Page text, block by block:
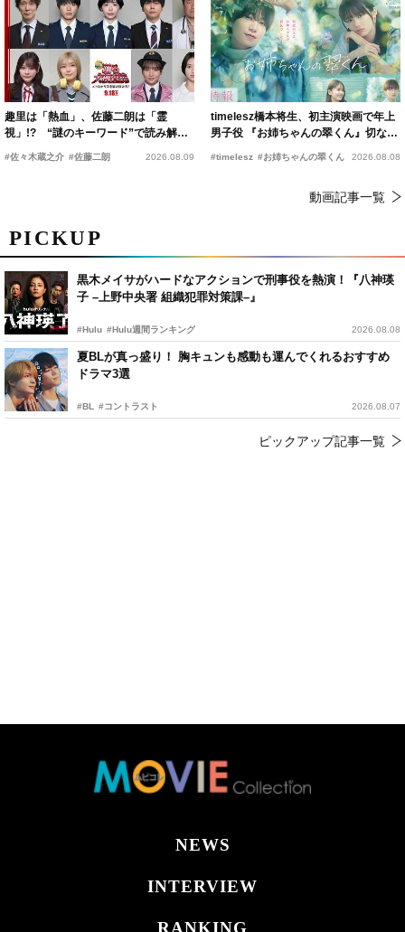
PICKUP
黒木メイサがハードなアクションで刑事役を熱演！『八神瑛
子 –上野中央署 組織犯罪対策課–』
#Hulu #Hulu週間ランキング 2026.08.08
夏BLが真っ盛り！ 胸キュンも感動も運んでくれるおすすめ
ドラマ3選
#BL #コントラスト 2026.08.07
ピックアップ記事一覧
趣里は「熱血」、佐藤二朗は「霊
視」!? “謎のキーワード”で読み解く
『踊る大捜査線 N.E.W.』新メンバー
#佐々木蔵之介 #佐藤二朗 2026.08.09
timelesz橋本将生、初主演映画で年上
男子役 『お姉ちゃんの翠くん』切ない
恋の幕開けを予感
#timelesz #お姉ちゃんの翠くん 2026.08.08
動画記事一覧
NEWS
INTERVIEW
RANKING